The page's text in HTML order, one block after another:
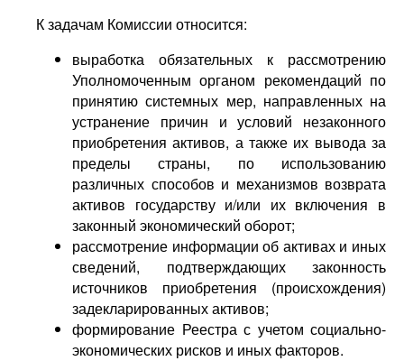
К задачам Комиссии относится:
выработка обязательных к рассмотрению
Уполномоченным органом рекомендаций по
принятию системных мер, направленных на
устранение причин и условий незаконного
приобретения активов, а также их вывода за
пределы страны, по использованию
различных способов и механизмов возврата
активов государству и/или их включения в
законный экономический оборот;
рассмотрение информации об активах и иных
сведений, подтверждающих законность
источников приобретения (происхождения)
задекларированных активов;
формирование Реестра с учетом социально-
экономических рисков и иных факторов.